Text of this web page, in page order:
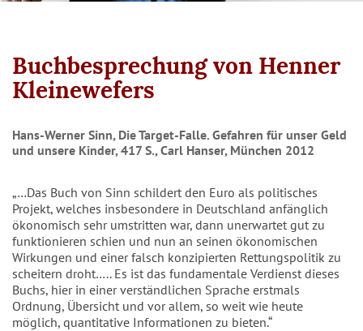
Buchbesprechung von Henner
Kleinewefers
Hans-Werner Sinn, Die Target-Falle. Gefahren für unser Geld
und unsere Kinder, 417 S., Carl Hanser, München 2012
„…Das Buch von Sinn schildert den Euro als politisches
Projekt, welches insbesondere in Deutschland anfänglich
ökonomisch sehr umstritten war, dann unerwartet gut zu
funktionieren schien und nun an seinen ökonomischen
Wirkungen und einer falsch konzipierten Rettungspolitik zu
scheitern droht….. Es ist das fundamentale Verdienst dieses
Buchs, hier in einer verständlichen Sprache erstmals
Ordnung, Übersicht und vor allem, so weit wie heute
möglich, quantitative Informationen zu bieten.“